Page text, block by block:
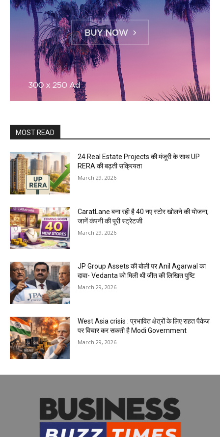
MOST READ
24 Real Estate Projects की मंजूरी के साथ UP
RERA की बढ़ती सक्रियता
March 29, 2026
CaratLane बना रही है 40 नए स्टोर खोलने की योजना,
जानें कंपनी की पूरी स्ट्रेटजी
March 29, 2026
JP Group Assets की बोली पर Anil Agarwal का
दावा- Vedanta को मिली थी जीत की लिखित पुष्टि
March 29, 2026
West Asia crisis : प्रभावित क्षेत्रों के लिए राहत पैकेज
पर विचार कर सकती है Modi Government
March 29, 2026